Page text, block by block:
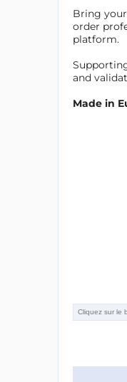
Bring
order
platform.
and
Made in